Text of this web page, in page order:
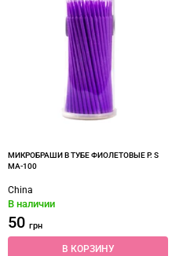
МИКРОБРАШИ В ТУБЕ ФИОЛЕТОВЫЕ Р. S
MA-100
China
В наличии
50 грн
В КОРЗИНУ